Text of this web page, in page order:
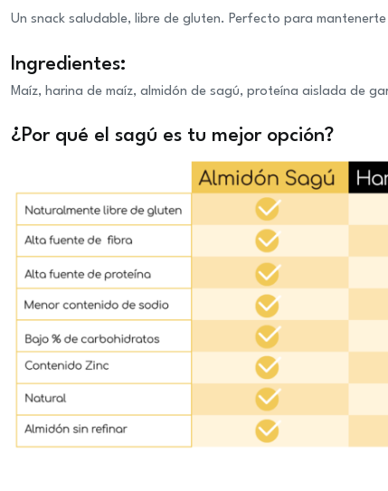
Un snack saludable, libre de gluten. Perfecto para
Ingredientes:
Maíz, harina de maíz, almidón de sagú, proteína aislada de
¿Por qué el sagú es tu mejor opción?